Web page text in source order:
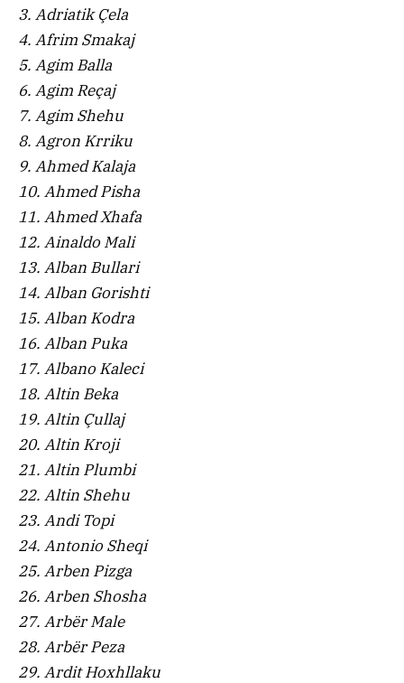
3. Adriatik Çela
4. Afrim Smakaj
5. Agim Balla
6. Agim Reçaj
7. Agim Shehu
8. Agron Krriku
9. Ahmed Kalaja
10. Ahmed Pisha
11. Ahmed Xhafa
12. Ainaldo Mali
13. Alban Bullari
14. Alban Gorishti
15. Alban Kodra
16. Alban Puka
17. Albano Kaleci
18. Altin Beka
19. Altin Çullaj
20. Altin Kroji
21. Altin Plumbi
22. Altin Shehu
23. Andi Topi
24. Antonio Sheqi
25. Arben Pizga
26. Arben Shosha
27. Arbër Male
28. Arbër Peza
29. Ardit Hoxhllaku